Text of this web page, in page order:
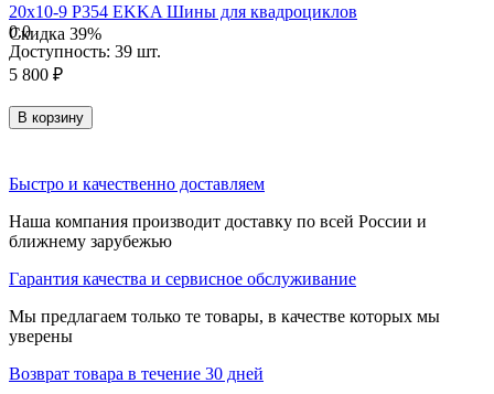
Скидка 39%
20х10-9 P354 EKKA Шины для квадроциклов
0.0
Доступность: 39 шт.
5 800 ₽
В корзину
Быстро и качественно доставляем
Наша компания производит доставку по всей России и
ближнему зарубежью
Гарантия качества и сервисное обслуживание
Мы предлагаем только те товары, в качестве которых мы
уверены
Возврат товара в течение 30 дней